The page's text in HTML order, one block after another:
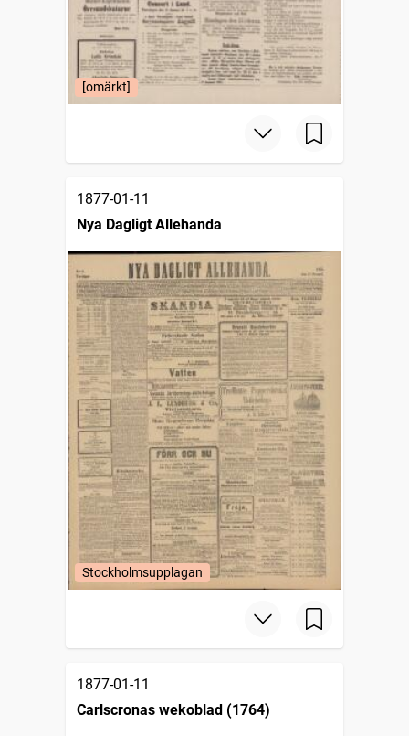
[omärkt]
1877-01-11
Nya Dagligt Allehanda
Stockholmsupplagan
1877-01-11
Carlscronas wekoblad (1764)